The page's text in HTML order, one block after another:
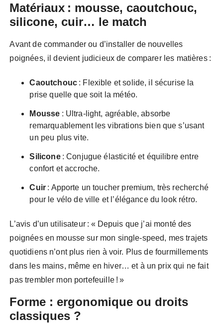
Matériaux : mousse, caoutchouc,
silicone, cuir… le match
Avant de commander ou d’installer de nouvelles
poignées, il devient judicieux de comparer les matières :
Caoutchouc: Flexible et solide, il sécurise la
prise quelle que soit la météo.
Mousse : Ultra-light, agréable, absorbe
remarquablement les vibrations bien que s’usant
un peu plus vite.
Silicone: Conjugue élasticité et équilibre entre
confort et accroche.
Cuir : Apporte un toucher premium, très recherché
pour le vélo de ville et l’élégance du look rétro.
L’avis d’un utilisateur : « Depuis que j’ai monté des
poignées en mousse sur mon single-speed, mes trajets
quotidiens n’ont plus rien à voir. Plus de fourmillements
dans les mains, même en hiver… et à un prix qui ne fait
pas trembler mon portefeuille ! »
Forme : ergonomique ou droits
classiques ?